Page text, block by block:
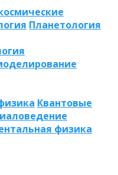
Планетология
Квантовые
физика